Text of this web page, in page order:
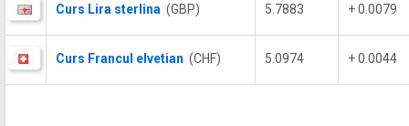
Curs Lira sterlina (GBP) 5.7883 + 0.0079
Curs Francul elvetian (CHF) 5.0974 + 0.0044